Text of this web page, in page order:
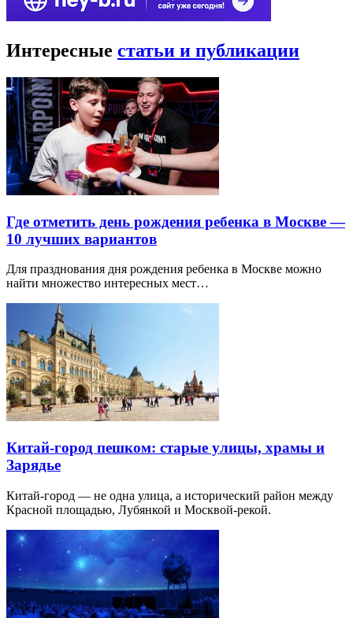
Интересные статьи и публикации
Где отметить день рождения ребенка в Москве —
10 лучших вариантов
Для празднования дня рождения ребенка в Москве можно
найти множество интересных мест…
Китай-город пешком: старые улицы, храмы и
Зарядье
Китай-город — не одна улица, а исторический район между
Красной площадью, Лубянкой и Москвой-рекой.